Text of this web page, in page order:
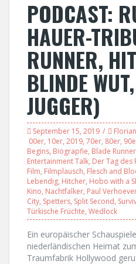
PODCAST:
HAUER-
RUNNER,
BLINDE
JUGGER)
September 15, 2019
00er, 10er, 2019, 70er, 80er,
Begins, Biograpfie, Blade Runner
Entertainment Talk, Der Tag des
Film, Filmplausch, Flesch and
Lebendig, Hitcher, Hobo with a
Kino, Nachtfalker, Paul
City, Spetters, Split Second,
Türkische Früchte, Wedlock
Ein europäischer
niederländischen Heimat
Traumfabrik Hollywood